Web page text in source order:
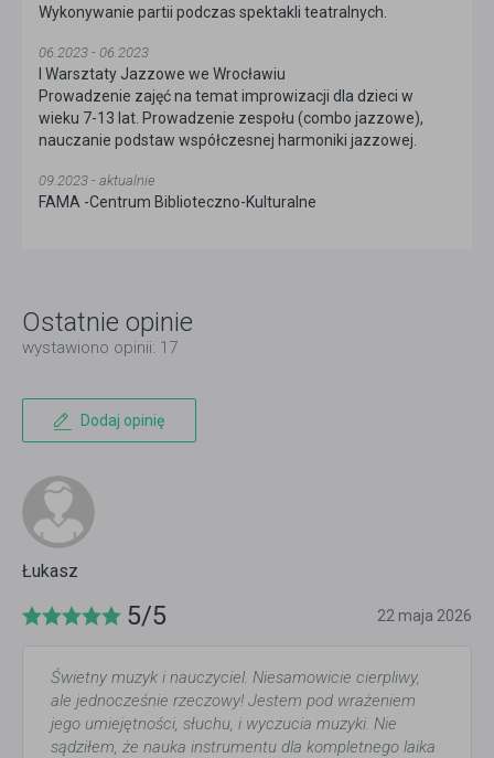
Wykonywanie partii podczas spektakli teatralnych.
06.2023 - 06.2023
I Warsztaty Jazzowe we Wrocławiu
Prowadzenie zajęć na temat improwizacji dla dzieci w
wieku 7-13 lat. Prowadzenie zespołu (combo jazzowe),
nauczanie podstaw współczesnej harmoniki jazzowej.
09.2023 - aktualnie
FAMA -Centrum Biblioteczno-Kulturalne
Ostatnie opinie
wystawiono opinii: 17
Dodaj opinię
Łukasz
5/5 22 maja 2026
Świetny muzyk i nauczyciel. Niesamowicie cierpliwy,
ale jednocześnie rzeczowy! Jestem pod wrażeniem
jego umiejętności, słuchu, i wyczucia muzyki. Nie
sądziłem, że nauka instrumentu dla kompletnego laika